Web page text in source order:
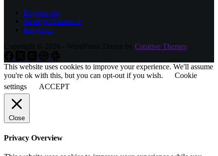
Kryspin.net
Strategicplanner.cz
Insight.cz
Copyright © 2026 - WordPress Theme by Creative Themes
This website uses cookies to improve your experience. We'll assume
you're ok with this, but you can opt-out if you wish.
Cookie
settings
ACCEPT
Close
Privacy Overview